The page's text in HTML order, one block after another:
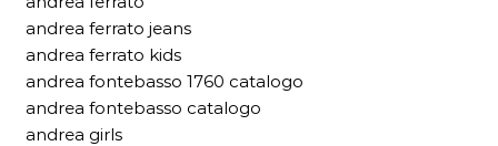
andrea ferrato jeans
andrea ferrato kids
andrea fontebasso 1760 catalogo
andrea fontebasso catalogo
andrea girls